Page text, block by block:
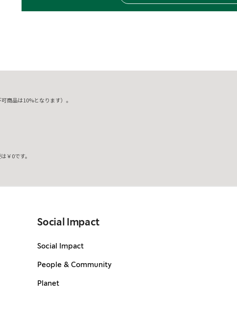
商品は10%となります）。
￥0です。
Social Impact
Social Impact
People & Community
Planet